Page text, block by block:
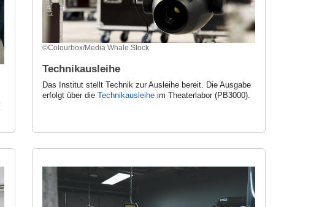
©Colourbox/Media Whale Stock
Technikausleihe
Das Institut stellt Technik zur Ausleihe bereit. Die Ausgabe
erfolgt über die Technikausleiheim Theaterlabor (PB3000).